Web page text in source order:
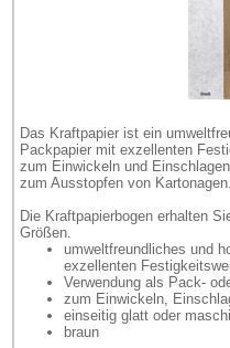
Das Kraftpapier ist ein
Packpapier mit exzellenten
zum Einwickeln und
zum Ausstopfen von Kartonagen.
Die Kraftpapierbogen erhalten
Größen.
umweltfreundliches und
exzellenten
Verwendung als Pack-
zum Einwickeln,
einseitig glatt oder
braun